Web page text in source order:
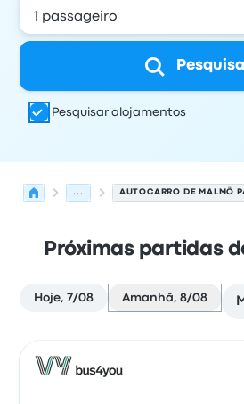
Pesquisar alojamentos
... AUTOCARRO DE MALMÖ
Próximas partidas
Hoje, 7/08 Amanhã, 8/08